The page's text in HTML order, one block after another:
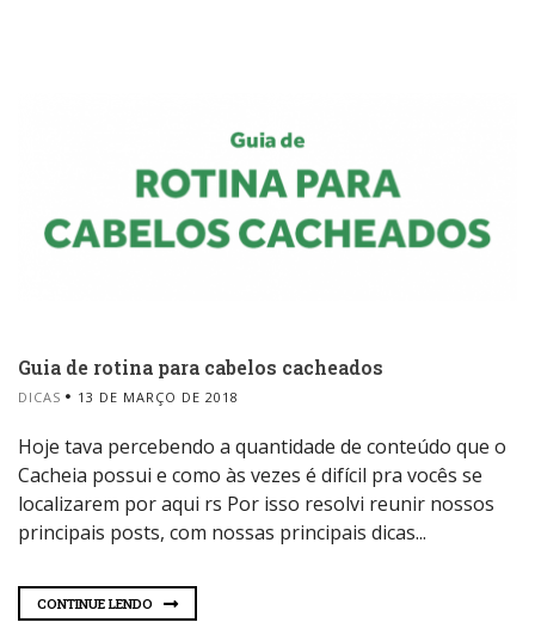
Guia de rotina para cabelos cacheados
DICAS 13 DE MARÇO DE 2018
Hoje tava percebendo a quantidade de conteúdo que o
Cacheia possui e como às vezes é difícil pra vocês se
localizarem por aqui rs Por isso resolvi reunir nossos
principais posts, com nossas principais dicas...
CONTINUE LENDO